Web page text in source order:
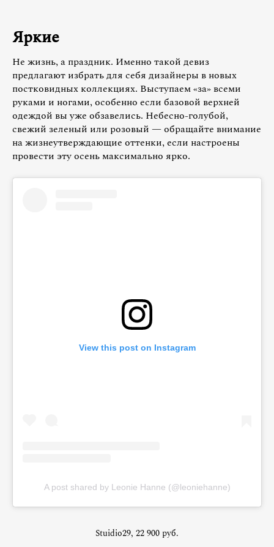
Яркие
Не жизнь, а праздник. Именно такой девиз
предлагают избрать для себя дизайнеры в новых
постковидных коллекциях. Выступаем «‎за»‎ всеми
руками и ногами, особенно если базовой верхней
одеждой вы уже обзавелись. Небесно-голубой,
свежий зеленый или розовый — обращайте внимание
на жизнеутверждающие оттенки, если настроены
провести эту осень максимально ярко.
View this post on Instagram
A post shared by Leonie Hanne (@leoniehanne)
Stuidio29, 22 900 руб.